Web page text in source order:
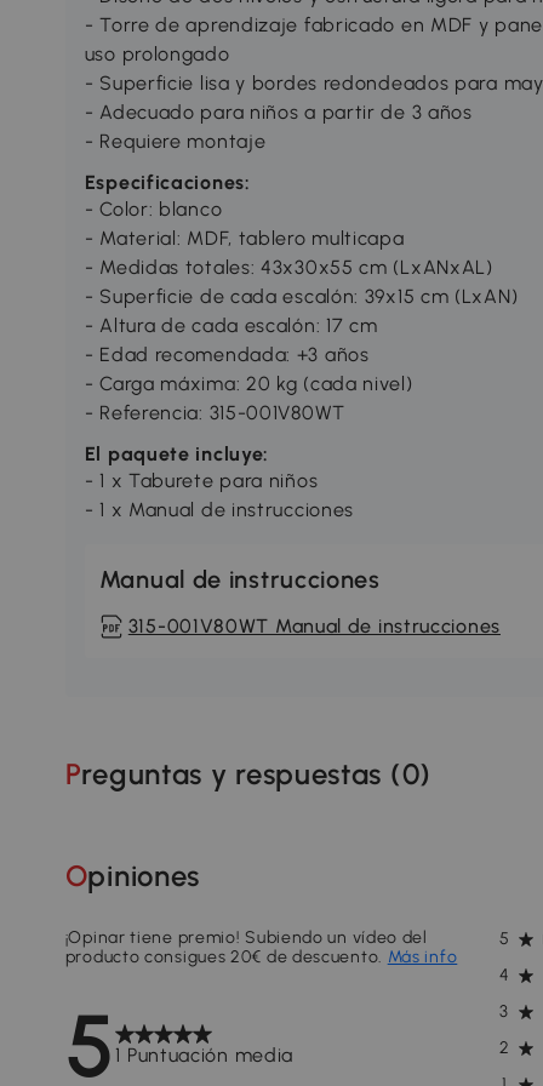
- Torre de aprendizaje fabricado en MDF y
uso prolongado
- Superficie lisa y bordes redondeados para
- Adecuado para niños a partir de 3 años
- Requiere montaje
Especificaciones:
- Color: blanco
- Material: MDF, tablero multicapa
- Medidas totales: 43x30x55 cm (LxANxAL)
- Superficie de cada escalón: 39x15 cm (LxAN)
- Altura de cada escalón: 17 cm
- Edad recomendada: +3 años
- Carga máxima: 20 kg (cada nivel)
- Referencia: 315-001V80WT
El paquete incluye:
- 1 x Taburete para niños
- 1 x Manual de instrucciones
Manual de instrucciones
315-001V80WT Manual de instrucciones
Preguntas y respuestas (0)
Opiniones
51 Puntuación media
¡Opinar tiene premio! Subiendo un vídeo del
producto consigues 20€ de descuento. Más info
2
3
4
5